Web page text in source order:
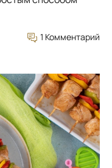
1 Комментарий